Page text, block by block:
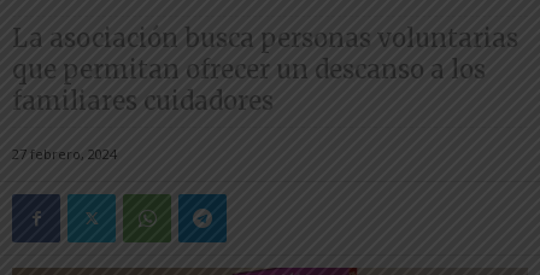
La asociación busca personas voluntarias
que permitan ofrecer un descanso a los
familiares cuidadores
27 febrero, 2024